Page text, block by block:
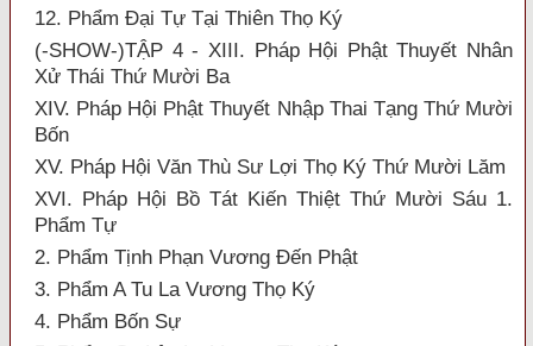
12. Phẩm Đại Tự Tại Thiên Thọ Ký
(-SHOW-)TẬP 4 - XIII. Pháp Hội Phật Thuyết Nhân
Xử Thái Thứ Mười Ba
XIV. Pháp Hội Phật Thuyết Nhập Thai Tạng Thứ Mười
Bốn
XV. Pháp Hội Văn Thù Sư Lợi Thọ Ký Thứ Mười Lăm
XVI. Pháp Hội Bồ Tát Kiến Thiệt Thứ Mười Sáu 1.
Phẩm Tự
2. Phẩm Tịnh Phạn Vương Đến Phật
3. Phẩm A Tu La Vương Thọ Ký
4. Phẩm Bốn Sự